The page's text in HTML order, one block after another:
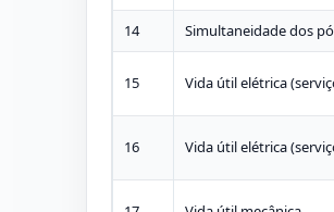
14 Simultaneidade dos
15 Vida útil elétrica
16 Vida útil elétrica